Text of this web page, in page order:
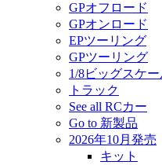
GPオフロード
GPオンロード
EPツーリング
GPツーリング
1/8ビッグスケ
トラック
See all RCカー
Go to 新製品
2026年10月発売
キット